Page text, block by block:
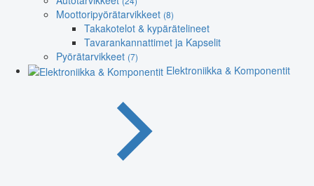
Moottoripyörätarvikkeet (8)
Takakotelot & kypärätelineet
Tavarankannattimet ja Kapselit
Pyörätarvikkeet (7)
Elektroniikka & Komponentit